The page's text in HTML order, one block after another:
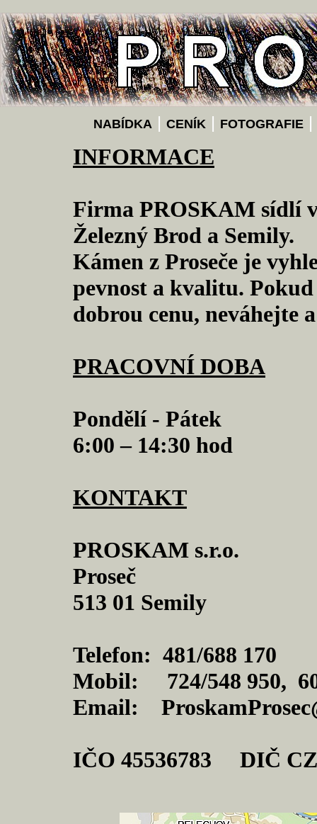
NABÍDKA |CENÍK | FOTOGRAFIE
INFORMACE
Firma PROSKAM sídlí
Železný Brod a Semily.
Kámen z Proseče je
pevnost a kvalitu.
dobrou cenu, neváhejte
PRACOVNÍ DOBA
Pondělí - Pátek
6:00 – 14:30 hod
KONTAKT
PROSKAM s.r.o.
Proseč
513 01 Semily
Telefon: 481/688 170
Mobil: 724/548 950,
Email:
IČO 45536783 DIČ